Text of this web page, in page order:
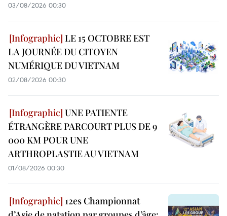
03/08/2026 00:30
LE 15 OCTOBRE EST
LA JOURNÉE DU CITOYEN
NUMÉRIQUE DU VIETNAM
02/08/2026 00:30
UNE PATIENTE
ÉTRANGÈRE PARCOURT PLUS DE 9
000 KM POUR UNE
ARTHROPLASTIE AU VIETNAM
01/08/2026 00:30
12es Championnat